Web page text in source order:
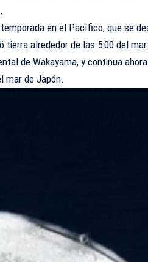
.
en el Pacífico, que se
tierra alrededor de las 5:00 del
de Wakayama, y continua
mar de Japón.